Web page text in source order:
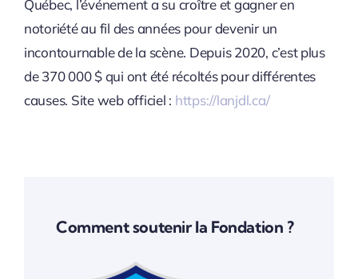
Québec, l’événement a su croître et gagner en
notoriété au fil des années pour devenir un
incontournable de la scène. Depuis 2020, c’est plus
de 370 000 $ qui ont été récoltés pour différentes
causes. Site web officiel : https://lanjdl.ca/
Comment soutenir la Fondation ?